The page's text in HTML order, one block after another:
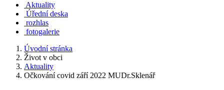
Aktuality
Úřední deska
rozhlas
fotogalerie
Úvodní stránka
Život v obci
Aktuality
Očkování covid září 2022 MUDr.Sklenář